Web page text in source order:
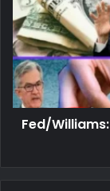
Fed/Williams: